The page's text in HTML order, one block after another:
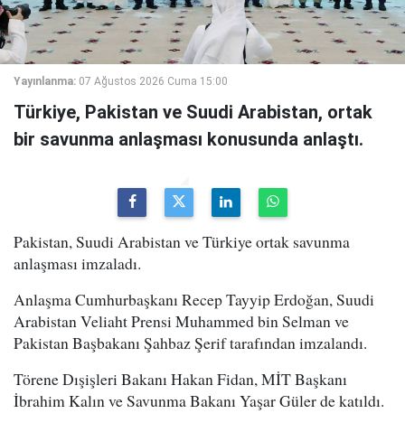
Yayınlanma: 07 Ağustos 2026 Cuma 15:00
Türkiye, Pakistan ve Suudi Arabistan, ortak
bir savunma anlaşması konusunda anlaştı.
Pakistan, Suudi Arabistan ve Türkiye ortak savunma
anlaşması imzaladı.
Anlaşma Cumhurbaşkanı Recep Tayyip Erdoğan, Suudi
Arabistan Veliaht Prensi Muhammed bin Selman ve
Pakistan Başbakanı Şahbaz Şerif tarafından imzalandı.
Törene Dışişleri Bakanı Hakan Fidan, MİT Başkanı
İbrahim Kalın ve Savunma Bakanı Yaşar Güler de katıldı.